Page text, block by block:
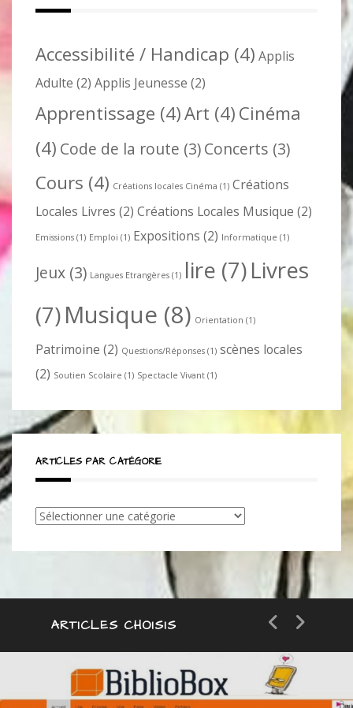
Accessibilité / Handicap (4) Applis
Adulte (2) Applis Jeunesse (2)
Apprentissage (4)Art (4) Cinéma
(4) Code de la route (3)Concerts (3)
Cours (4) Créations locales Cinéma (1) Créations
Locales Livres (2) Créations Locales Musique (2)
Emissions (1) Emploi (1) Expositions (2) Informatique (1)
Jeux (3) Langues Etrangères (1) lire (7)Livres
(7)Musique (8) Orientation (1)
Patrimoine (2) Questions/Réponses (1) scènes locales
(2) Soutien Scolaire (1) Spectacle Vivant (1)
ARTICLES PAR CATÉGORIE
Articles
ARTICLES CHOISIS